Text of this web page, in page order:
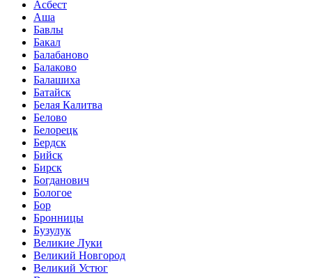
Асбест
Аша
Бавлы
Бакал
Балабаново
Балаково
Балашиха
Батайск
Белая Калитва
Белово
Белорецк
Бердск
Бийск
Бирск
Богданович
Бологое
Бор
Бронницы
Бузулук
Великие Луки
Великий Новгород
Великий Устюг